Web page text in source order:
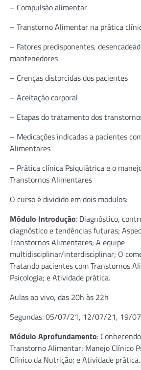
– Compulsão alimentar
– Transtorno Alimentar na prática
– Fatores predisponentes,
mantenedores
– Crenças distorcidas dos pacientes
– Aceitação corporal
– Etapas do tratamento dos
– Medicações indicadas a pacientes
Alimentares
– Prática clínica Psiquiátrica e o
Transtornos Alimentares
O curso é dividido em dois módulos:
Módulo Introdução: Diagnóstico,
diagnóstico e tendências futuras;
Transtornos Alimentares; A equipe
multidisciplinar/interdisciplinar; O
Tratando pacientes com Transtornos
Psicologia; e Atividade prática.
Aulas ao vivo, das 20h às 22h
Segundas: 05/07/21, 12/07/21, 19/
Módulo Aprofundamento:
Transtorno Alimentar; Manejo Clínico
Clínico da Nutrição; e Atividade prática.